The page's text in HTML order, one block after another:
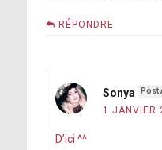
RÉPONDRE
Sonya
1 JANVIER
D’ici ^^